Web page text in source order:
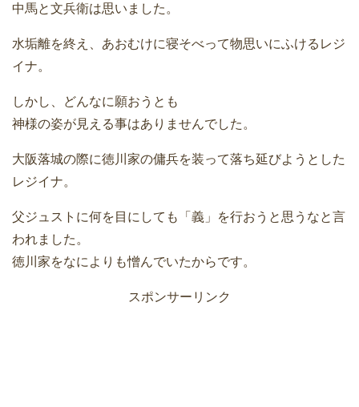
中馬と文兵衛は思いました。
水垢離を終え、あおむけに寝そべって物思いにふけるレジ
イナ。
しかし、どんなに願おうとも
神様の姿が見える事はありませんでした。
大阪落城の際に徳川家の傭兵を装って落ち延びようとした
レジイナ。
父ジュストに何を目にしても「義」を行おうと思うなと言
われました。
徳川家をなによりも憎んでいたからです。
スポンサーリンク